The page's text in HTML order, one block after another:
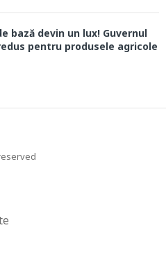
bază devin un lux! Guvernul
pentru produsele agricole